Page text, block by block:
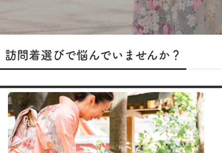
訪問着選びで悩んでいませんか？